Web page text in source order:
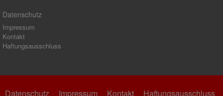
Datenschutz
Impressum
Kontakt
Haftungsausschluss
Datenschutz Impressum Kontakt Haftungsausschluss